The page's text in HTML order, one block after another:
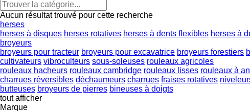
Aucun résultat trouvé pour cette recherche
herses
herses à disques herses rotatives herses à dents flexibles herses à
broyeurs
broyeurs pour tracteur broyeurs pour excavatrice broyeurs forestiers
cultivateurs vibroculteurs sous-soleuses rouleaux agricoles
rouleaux hacheurs rouleaux cambridge rouleaux lisses rouleaux à
charrues réversibles déchaumeurs charrues fraises rotatives
butteuses broyeurs de pierres bineuses à doigts
tout afficher
Marque